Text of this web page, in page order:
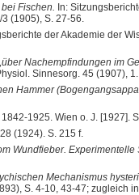
Fischen. In:
(1905), S. 27-56.
der Akademie der
Nachempfindungen im
Sinnesorg. 45 (1907),
Hammer
1925. Wien o. J. [1927].
(1924). S. 215 f.
Wundfieber. Experimentelle
Mechanismus
S. 4-10, 43-47; zugleich